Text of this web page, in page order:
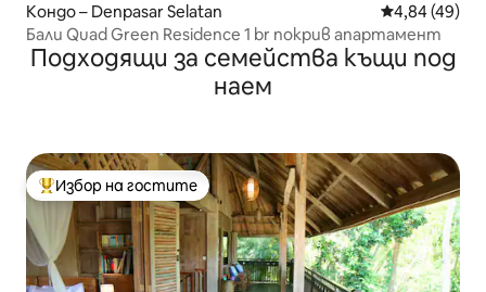
Кондо – Denpasar Selatan Средна
4,84 (49)
Бали Quad Green Residence 1 br покрив апартамент
Подходящи за семейства къщи под
наем
Най-популярен избор на гостите
Избор на гостите